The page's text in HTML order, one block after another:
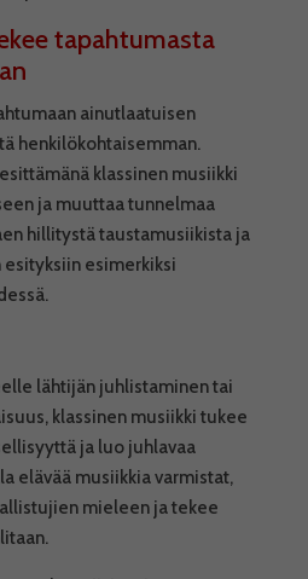
tapahtumasta
ainutlaatuisen
henkilökohtaisemman.
klassinen musiikki
ja muuttaa tunnelmaa
hillitystä taustamusiikista ja
esimerkiksi
lähtijän juhlistaminen tai
klassinen musiikki tukee
ja luo juhlavaa
elävää musiikkia varmistat,
mieleen ja tekee